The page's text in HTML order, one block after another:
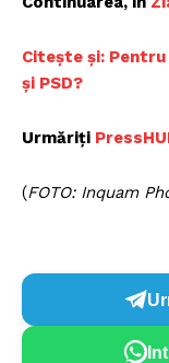
Citește și: Pentru
și PSD?
Urmăriți P
(FOTO: Inquam